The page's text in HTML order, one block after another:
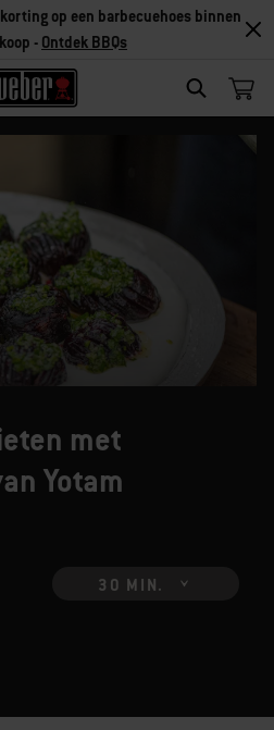
SEARCH
op een barbecuehoes binnen
- Ontdek BBQs
met
Yotam
30 MIN.